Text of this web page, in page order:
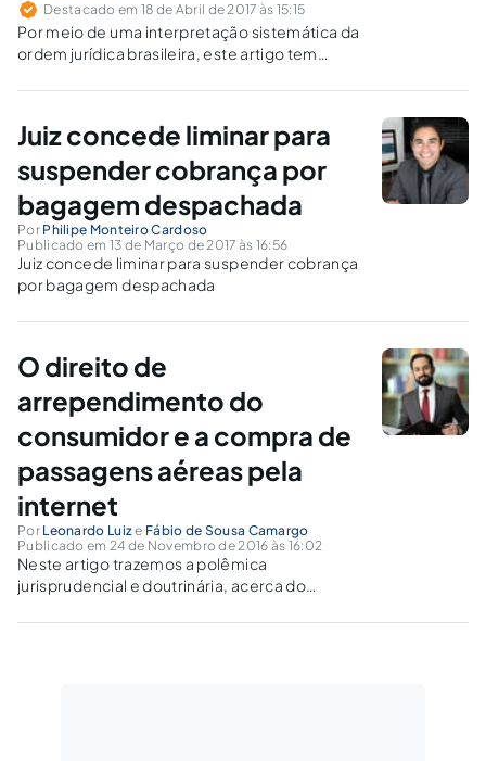
Destacado em 18 de Abril de 2017 às 15:15
Por meio de uma interpretação sistemática da
ordem jurídica brasileira, este artigo tem
despacho de bagagem no transporte aéreo,
Resolução nº 400 da ANAC.
Juiz concede liminar para
suspender cobrança por
bagagem despachada
Por Philipe Monteiro Cardoso
Publicado em 13 de Março de 2017 às 16:56
Juiz concede liminar para suspender cobrança
por bagagem despachada
O direito de
arrependimento do
consumidor e a compra de
passagens aéreas pela
internet
Por Leonardo Luize Fábio de Sousa Camargo
Publicado em 24 de Novembro de 2016 às 16:02
Neste artigo trazemos a polêmica
jurisprudencial e doutrinária, acerca do
consumidor de passagens aéreas pela